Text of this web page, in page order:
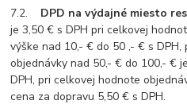
7.2. DPD na výdajné miesto
je 3,50 € s DPH pri celkovej
výške nad 10,- € do 50 ,- € s
objednávky nad 50,- € do 100,- €
DPH, pri celkovej hodnote
cena za dopravu 5,50 € s DPH.